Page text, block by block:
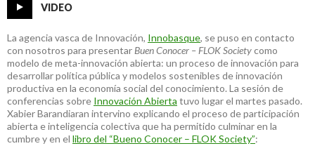
VIDEO
La agencia vasca de Innovación, Innobasque, se puso en contacto
con nosotros para presentar Buen Conocer – FLOK Societycomo
modelo de meta-innovación abierta: un proceso de innovación para
desarrollar política pública y modelos sostenibles de innovación
productiva en la economía social del conocimiento. La sesión de
conferencias sobre Innovación Abierta tuvo lugar el martes pasado.
Xabier Barandiaran intervino explicando el proceso de participación
abierta e inteligencia colectiva que ha permitido culminar en la
cumbre y en el libro del “Bueno Conocer – FLOK Society”: